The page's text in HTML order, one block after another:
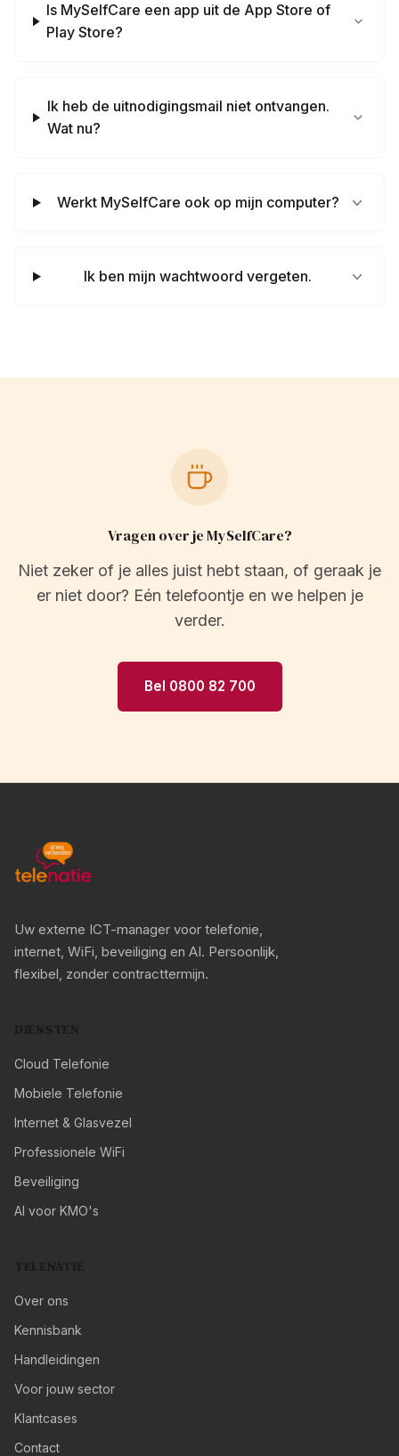
Is MySelfCare een app uit de App Store of
Play Store?
Ik heb de uitnodigingsmail niet ontvangen.
Wat nu?
Werkt MySelfCare ook op mijn computer?
Ik ben mijn wachtwoord vergeten.
Vragen over je MySelfCare?
Niet zeker of je alles juist hebt staan, of geraak je
er niet door? Eén telefoontje en we helpen je
verder.
Bel 0800 82 700
Uw externe ICT-manager voor telefonie,
internet, WiFi, beveiliging en AI. Persoonlijk,
flexibel, zonder contracttermijn.
Cloud Telefonie
Mobiele Telefonie
Internet & Glasvezel
Professionele WiFi
Beveiliging
AI voor KMO's
Over ons
Kennisbank
Handleidingen
Voor jouw sector
Klantcases
Contact